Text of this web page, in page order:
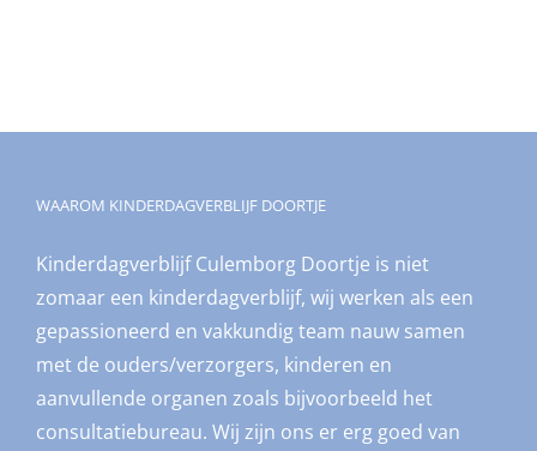
WAAROM KINDERDAGVERBLIJF DOORTJE
Kinderdagverblijf Culemborg Doortje is niet
zomaar een kinderdagverblijf, wij werken als een
gepassioneerd en vakkundig team nauw samen
met de ouders/verzorgers, kinderen en
aanvullende organen zoals bijvoorbeeld het
consultatiebureau. Wij zijn ons er erg goed van